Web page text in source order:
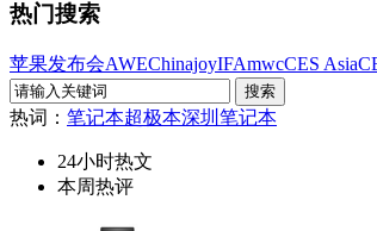
热门搜索
苹果发布会AWEChinajoyIFAmwcCES Asia
热词： 笔记本超极本深圳笔记本
24小时热文
本周热评